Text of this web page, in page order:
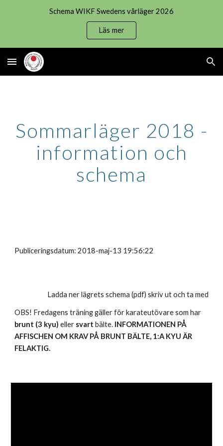
Schema WIKF Swedens vårläger 2026
Läs mer
Sommarläger 2018 -
information och
schema
Publiceringsdatum: 2018-maj-13 19:56:22
Ladda ner lägrets schema (pdf) skriv ut och ta med
OBS! Fredagens träning gäller för karateutövare som har
brunt (3 kyu)eller svartbälte. INFORMATIONEN PÅ
AFFISCHEN OM KRAV PÅ BRUNT BÄLTE, 1:A KYU ÄR
FELAKTIG.